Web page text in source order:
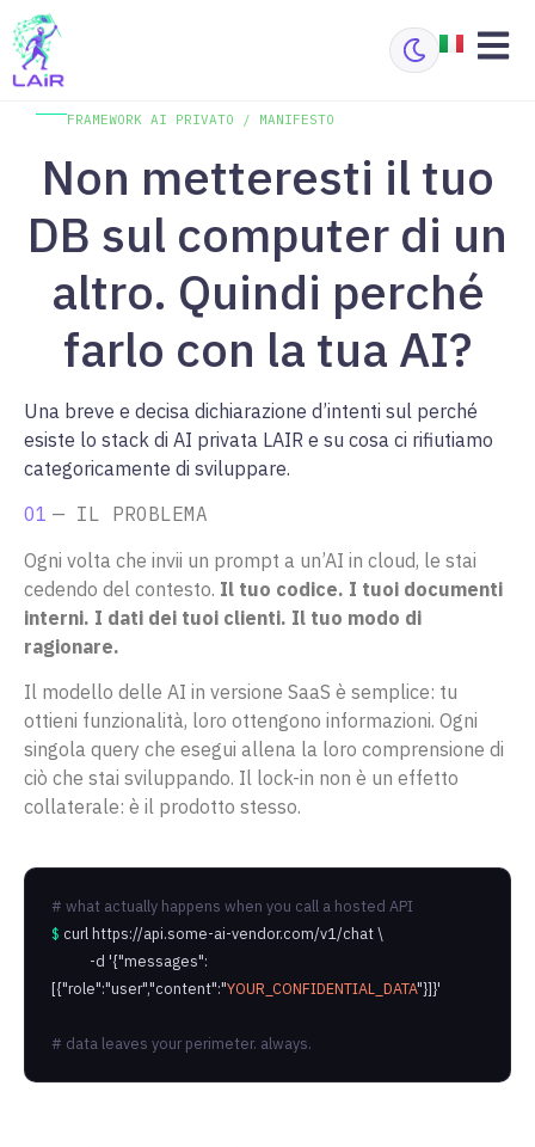
FRAMEWORK AI PRIVATO / MANIFESTO
Non metteresti il tuo
DB sul computer di un
altro. Quindi perché
farlo con la tua AI?
Una breve e decisa dichiarazione d’intenti sul perché
esiste lo stack di AI privata LAIR e su cosa ci rifiutiamo
categoricamente di sviluppare.
01 — IL PROBLEMA
Ogni volta che invii un prompt a un’AI in cloud, le stai
cedendo del contesto. Il tuo codice. I tuoi documenti
interni. I dati dei tuoi clienti. Il tuo modo di
ragionare.
Il modello delle AI in versione SaaS è semplice: tu
ottieni funzionalità, loro ottengono informazioni. Ogni
singola query che esegui allena la loro comprensione di
ciò che stai sviluppando. Il lock-in non è un effetto
collaterale: è il prodotto stesso.
# what actually happens when you call a hosted API
$ curl https://api.some-ai-vendor.com/v1/chat \
-d '{"messages":
[{"role":"user","content":"YOUR_CONFIDENTIAL_DATA"}]}'
# data leaves your perimeter. always.